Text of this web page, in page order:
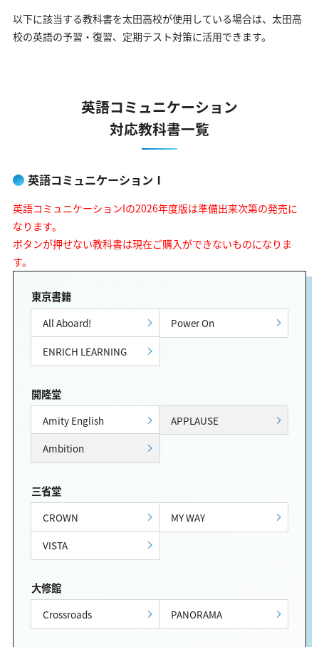
以下に該当する教科書を太田高校が使用している場合は、 太田高
校の英語の予習・復習、定期テスト対策に活用できます。
英語コミュニケーション
対応教科書一覧
英語コミュニケーションⅠ
英語コミュニケーションIの2026年度版は準備出来次第の発売に
なります。
ボタンが押せない教科書は現在ご購入ができないものになりま
す。
東京書籍
All Aboard!
Power On
ENRICH LEARNING
開隆堂
Amity English
APPLAUSE
Ambition
三省堂
CROWN
MY WAY
VISTA
大修館
Crossroads PANORAMA